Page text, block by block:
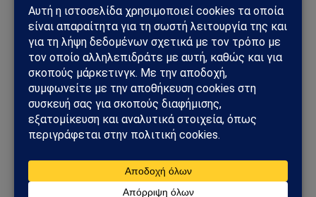
τέσσερα άτομα, τον κυβερνήτη του Λβιβ
Ο Μαξίμ Κοζίτσκι είπε σε μια ανάρτηση
βίντεο το Σάββατο.
Ο κ. Kozitsky είπε ότι έξι πύραυλοι εκτοξεύτηκαν από
τη Μαύρη Θάλασσα, με τέσσερις να χτυπούν τον στόχο
τους και δύο να αναχαιτίζονται και καταστράφηκε πριν
Την Παρασκευή, ο Πρόεδρος Zelenskyy είπε σε ένα